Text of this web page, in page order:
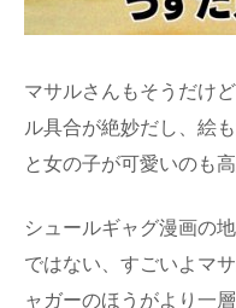
マサルさんもそうだけ
ル具合が絶妙だし、絵
と女の子が可愛いのも
シュールギャグ漫画の
ではない、すごいよマ
ャガーのほうがより一